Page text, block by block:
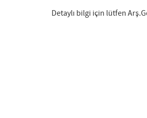
Detaylı bilgi için lütfen